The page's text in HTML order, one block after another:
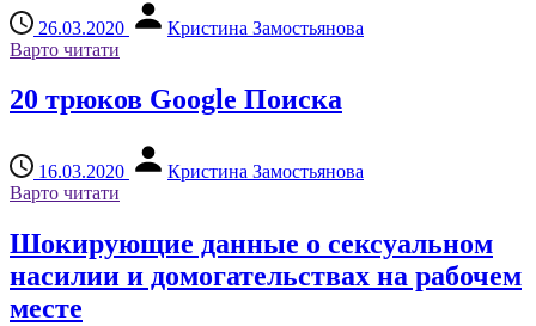
26.03.2020
Кристина Замостьянова
Варто читати
20 трюков Google Поиска
16.03.2020
Кристина Замостьянова
Варто читати
Шокирующие данные о сексуальном
насилии и домогательствах на рабочем
месте